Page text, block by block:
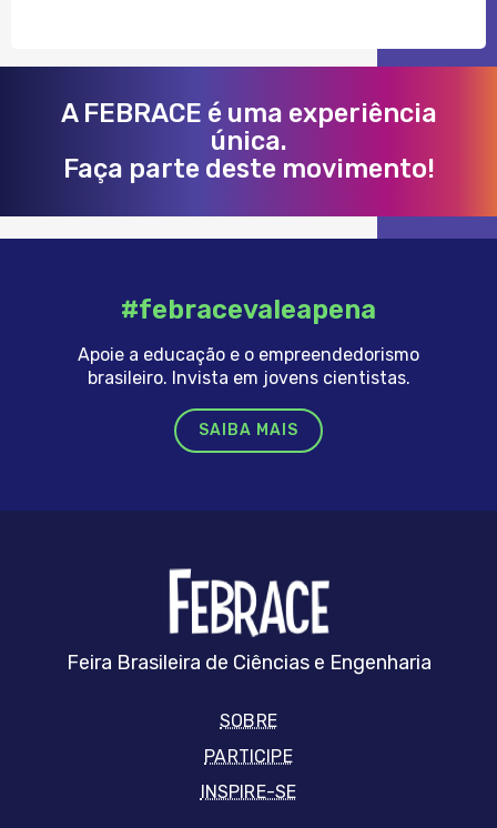
A FEBRACE é uma experiência
única.
Faça parte deste movimento!
#febracevaleapena
Apoie a educação e o empreendedorismo
brasileiro. Invista em jovens cientistas.
SAIBA MAIS
Feira Brasileira de Ciências e Engenharia
SOBRE
PARTICIPE
INSPIRE-SE